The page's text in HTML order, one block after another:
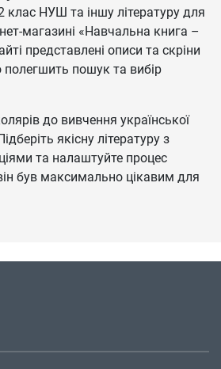
клас НУШ та іншу літературу для
магазині «Навчальна книга –
представлені описи та скріни
полегшить пошук та вибір
до вивчення української
якісну літературу з
та налаштуйте процес
був максимально цікавим для